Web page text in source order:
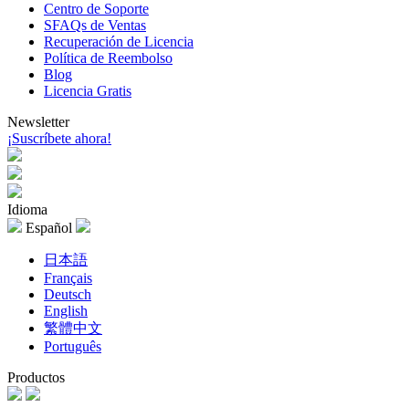
Centro de Soporte
SFAQs de Ventas
Recuperación de Licencia
Política de Reembolso
Blog
Licencia Gratis
Newsletter
¡Suscríbete ahora!
Idioma
Español
日本語
Français
Deutsch
English
繁體中文
Português
Productos